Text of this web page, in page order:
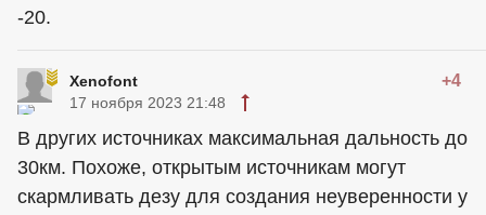
-20.
Xenofont +4
17 ноября 2023 21:48
В других источниках максимальная дальность до
30км. Похоже, открытым источникам могут
скармливать дезу для создания неуверенности у